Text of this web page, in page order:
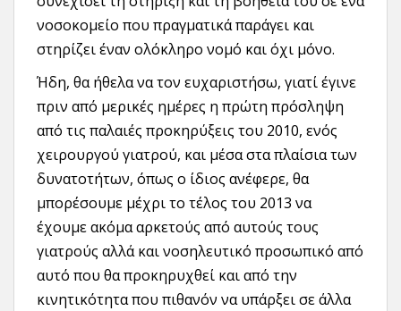
νοσοκομείο που πραγματικά παράγει και
στηρίζει έναν ολόκληρο νομό και όχι μόνο.
Ήδη, θα ήθελα να τον ευχαριστήσω, γιατί έγινε
πριν από μερικές ημέρες η πρώτη πρόσληψη
από τις παλαιές προκηρύξεις του 2010, ενός
χειρουργού γιατρού, και μέσα στα πλαίσια των
δυνατοτήτων, όπως ο ίδιος ανέφερε, θα
μπορέσουμε μέχρι το τέλος του 2013 να
έχουμε ακόμα αρκετούς από αυτούς τους
γιατρούς αλλά και νοσηλευτικό προσωπικό από
αυτό που θα προκηρυχθεί και από την
κινητικότητα που πιθανόν να υπάρξει σε άλλα